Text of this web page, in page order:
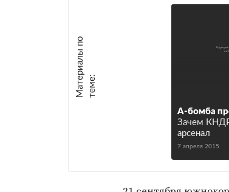
М
а
т е
р
и
а
л
ы
п
о
т
е
м
е :
А-бомба
Зачем
арсенал
7 апреля 2015